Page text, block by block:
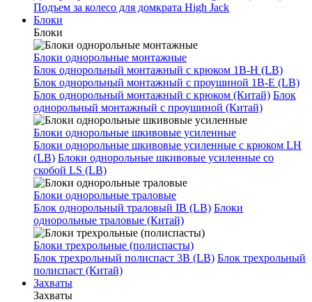
Подъем за колесо для домкрата High Jack
Блоки
Блоки
Блоки однорольные монтажные
Блок однорольный монтажный с крюком 1B-H (LB)
Блок однорольный монтажный с проушиной 1B-E (LB)
Блок однорольный монтажный с крюком (Китай) Блок
однорольный монтажный с проушиной (Китай)
Блоки однорольные шкивовые усиленные
Блоки однорольные шкивовые усиленные с крюком LH
(LB) Блоки однорольные шкивовые усиленные со
скобой LS (LB)
Блоки однорольные траловые
Блок однорольный траловый IB (LB) Блоки
однорольные траловые (Китай)
Блоки трехрольные (полиспасты)
Блок трехрольный полиспаст 3B (LB) Блок трехрольный
полиспаст (Китай)
Захваты
Захваты